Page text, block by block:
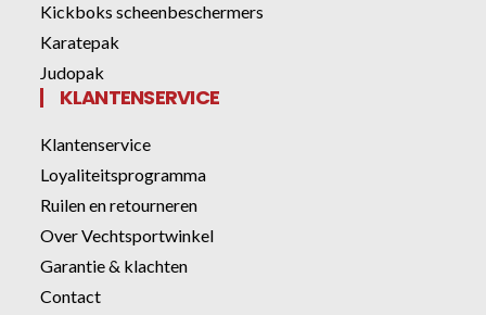
Kickboks scheenbeschermers
Karatepak
Judopak
KLANTENSERVICE
Klantenservice
Loyaliteitsprogramma
Ruilen en retourneren
Over Vechtsportwinkel
Garantie & klachten
Contact